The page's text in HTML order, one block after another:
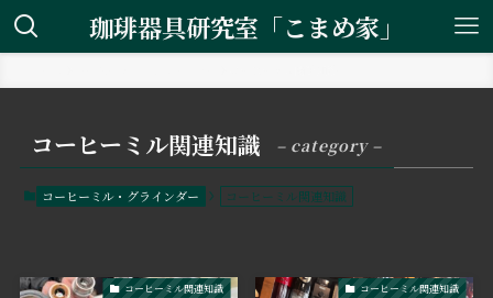
珈琲器具研究室「こまめ家」
コーヒーミル関連知識 – category –
コーヒーミル・グラインダー コーヒーミル関連知識
コーヒーミル関連知識 コーヒーミル関連知識